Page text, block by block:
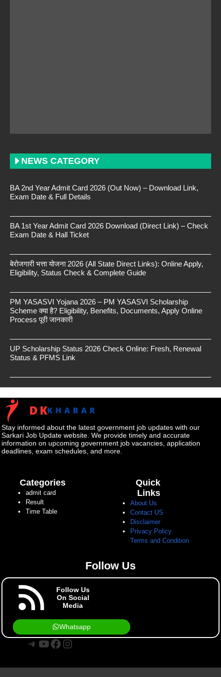
NEWS CATEGORY
BA 2nd Year Admit Card 2026 (Out Now) – Download Link,
Exam Date & Full Details
BA 1st Year Admit Card 2026 Download (Direct Link) – Check
Exam Date & Hall Ticket
बेरोजगारी भत्ता योजना 2026 (All State Direct Links): Online Apply,
Eligibility, Status Check & Complete Guide
PM YASASVI Yojana 2026 – PM YASASVI Scholarship
Scheme क्या है? Eligibility, Benefits, Documents, Apply Online
Process पूरी जानकारी
UP Scholarship Status 2026 Check Online: Fresh, Renewal
Status & PFMS Link
Stay informed about the latest government job updates with our
Sarkari Job Update website. We provide timely and accurate
information on upcoming government job vacancies, application
deadlines, exam schedules, and more.
Categories
admit card
Result
Time Table
Quick
Links
About Us
Contact US
Disclaimer
Privacy Policy
Terms and Condition
Follow Us
Follow Us
On Social
Media
Whatsapp
Telegram
YouTube
Facebook
Instagram